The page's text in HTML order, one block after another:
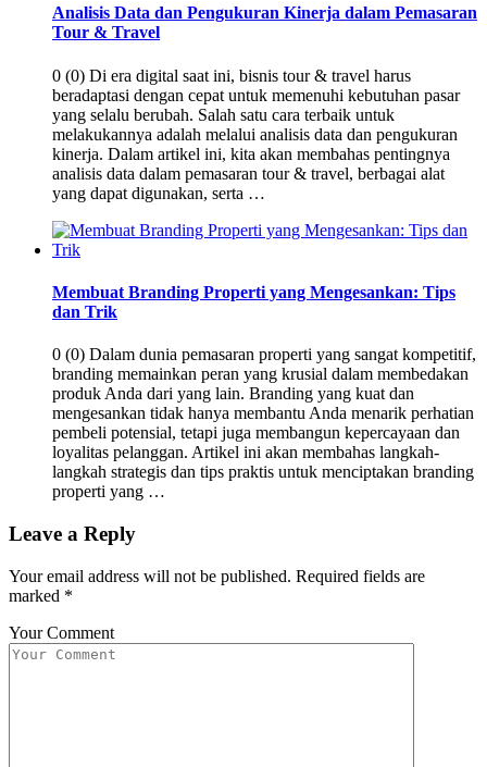
Analisis Data dan Pengukuran Kinerja dalam Pemasaran
Tour & Travel
0 (0) Di era digital saat ini, bisnis tour & travel harus
beradaptasi dengan cepat untuk memenuhi kebutuhan pasar
yang selalu berubah. Salah satu cara terbaik untuk
melakukannya adalah melalui analisis data dan pengukuran
kinerja. Dalam artikel ini, kita akan membahas pentingnya
analisis data dalam pemasaran tour & travel, berbagai alat
yang dapat digunakan, serta …
Membuat Branding Properti yang Mengesankan: Tips
dan Trik
0 (0) Dalam dunia pemasaran properti yang sangat kompetitif,
branding memainkan peran yang krusial dalam membedakan
produk Anda dari yang lain. Branding yang kuat dan
mengesankan tidak hanya membantu Anda menarik perhatian
pembeli potensial, tetapi juga membangun kepercayaan dan
loyalitas pelanggan. Artikel ini akan membahas langkah-
langkah strategis dan tips praktis untuk menciptakan branding
properti yang …
Leave a Reply
Your email address will not be published. Required fields are
marked *
Your Comment